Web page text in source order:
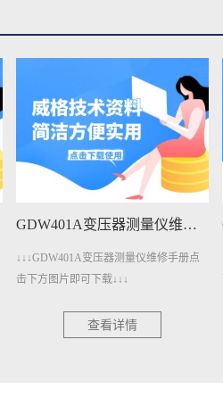
GDW401A变压器测量仪维修手册下载
↓↓↓GDW401A变压器测量仪维修手册点
击下方图片即可下载↓↓↓
查看详情